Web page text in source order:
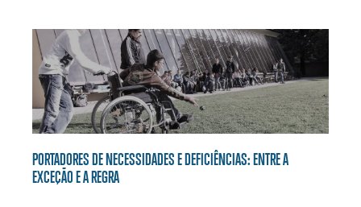
PORTADORES DE NECESSIDADES E DEFICIÊNCIAS: ENTRE A
EXCEÇÃO E A REGRA